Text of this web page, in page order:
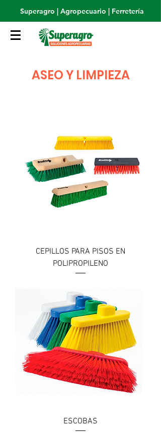
Superagro | Agropecuario | Ferretería
ASEO Y LIMPIEZA
CEPILLOS PARA PISOS EN
POLIPROPILENO
ESCOBAS